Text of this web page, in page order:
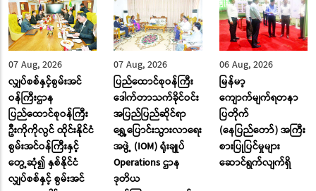
07 Aug, 2026
လျှပ်စစ်နှင့်စွမ်းအင်
ဝန်ကြီးဌာန
ပြည်ထောင်စုဝန်ကြီး
ဦးကိုကိုလွင် ထိုင်းနိုင်ငံ
စွမ်းအင်ဝန်ကြီးနှင့်
တွေ့ဆုံ၍ နှစ်နိုင်ငံ
လျှပ်စစ်နှင့် စွမ်းအင်
07 Aug, 2026
ပြည်ထောင်စုဝန်ကြီး
ဒေါက်တာသက်ခိုင်ဝင်း
အပြည်ပြည်ဆိုင်ရာ
ရွှေ့ပြောင်းသွားလာရေး
အဖွဲ့ (IOM) ရုံးချုပ်
Operations ဌာန
ဒုတိယ
06 Aug, 2026
မြန်မာ့
ကျောက်မျက်ရတနာ
ပြတိုက်
(နေပြည်တော်) အကြီး
စားပြုပြင်မှုများ
ဆောင်ရွက်လျက်ရှိ